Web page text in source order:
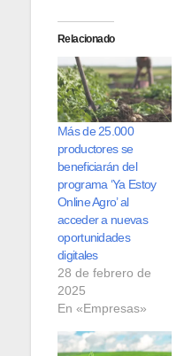
Relacionado
Más de 25.000
productores se
beneficiarán del
programa ‘Ya Estoy
Online Agro’ al
acceder a nuevas
oportunidades
digitales
28 de febrero de
2025
En «Empresas»